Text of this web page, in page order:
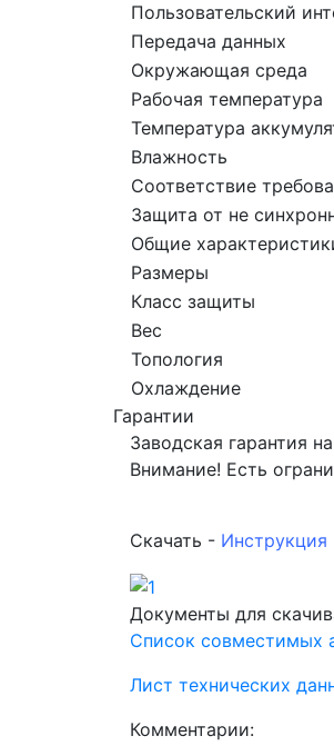
Пользовательский
Передача данных
Окружающая среда
Рабочая температура
Температура
Влажность
Соответствие
Защита от не
Общие
Размеры
Класс защиты
Вес
Топология
Охлаждение
Гарантии
Заводская гарантия
Внимание! Есть
Скачать - Инструкция
Документы для
Список совместимых
Лист технических
Комментарии: